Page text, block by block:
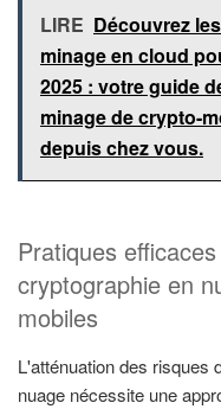
LIRE Découvrez
minage en cloud
2025 : votre guide
minage de crypto-
depuis chez vous.
Pratiques
cryptographie en
mobiles
L'atténuation des risques
nuage nécessite une